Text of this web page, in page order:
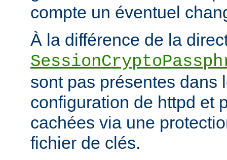
compte un éventuel
À la différence de la
sont pas présentes dans
configuration de httpd et
cachées via une
fichier de clés.